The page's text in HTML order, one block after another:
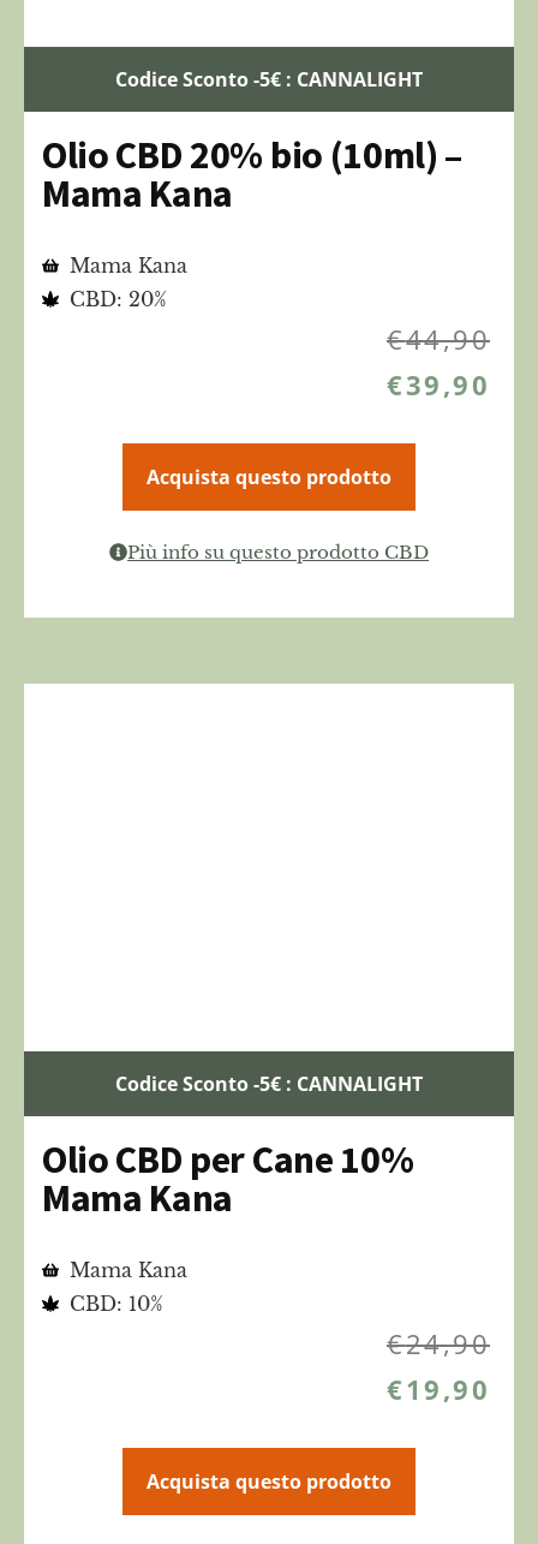
Codice Sconto -5€ : CANNALIGHT
Olio CBD 20% bio (10ml) –
Mama Kana
Mama Kana
CBD: 20%
€44,90
€39,90
Acquista questo prodotto
Più info su questo prodotto CBD
Codice Sconto -5€ : CANNALIGHT
Olio CBD per Cane 10%
Mama Kana
Mama Kana
CBD: 10%
€24,90
€19,90
Acquista questo prodotto